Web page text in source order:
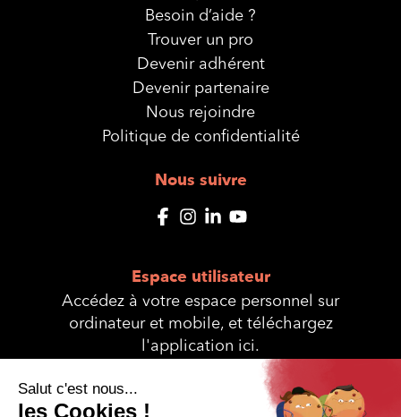
Besoin d’aide ?
Trouver un pro
Devenir adhérent
Devenir partenaire
Nous rejoindre
Politique de confidentialité
Nous suivre
Espace utilisateur
Accédez à votre espace personnel sur
ordinateur et mobile, et téléchargez
l'application ici.